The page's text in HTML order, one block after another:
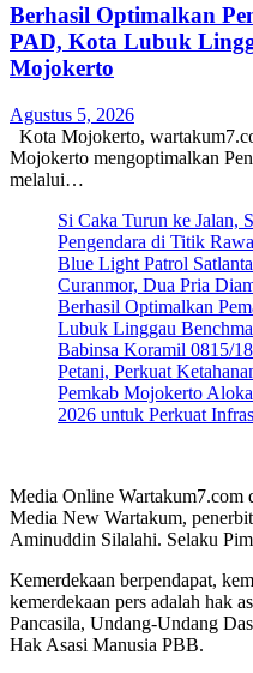
Berhasil Optimalkan
PAD, Kota Lubuk
Mojokerto
Agustus 5, 2026
Kota Mojokerto,
Mojokerto mengoptimalkan
melalui…
Si Caka Turun ke Jalan,
Pengendara di Titik
Blue Light Patrol
Curanmor, Dua Pria
Berhasil Optimalkan
Lubuk Linggau
Babinsa Koramil 0815/
Petani, Perkuat
Pemkab Mojokerto
2026 untuk Perkuat
Media Online Wartakum7.com
Media New Wartakum,
Aminuddin Silalahi. Selaku
Kemerdekaan berpendapat,
kemerdekaan pers adalah hak
Pancasila, Undang-Undang
Hak Asasi Manusia PBB.